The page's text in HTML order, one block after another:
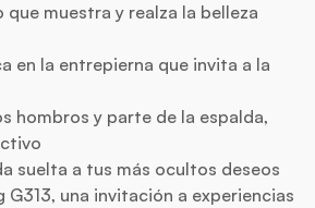
muestra y realza la belleza
en la entrepierna que invita a la
hombros y parte de la espalda,
suelta a tus más ocultos deseos
una invitación a experiencias